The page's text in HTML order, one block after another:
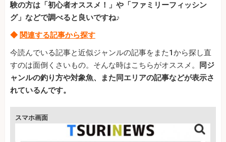
験の方は「初心者オススメ！」や「ファミリーフィッシン
グ」などで調べると良いですね♪
◆ 関連する記事から探す
今読んでいる記事と近似ジャンルの記事をまた1から探し直
すのは面倒くさいもの。そんな時はこちらがオススメ。
同ジ
ャンルの釣り方や対象魚、また同エリアの記事などが表示さ
れているんです。
スマホ画面